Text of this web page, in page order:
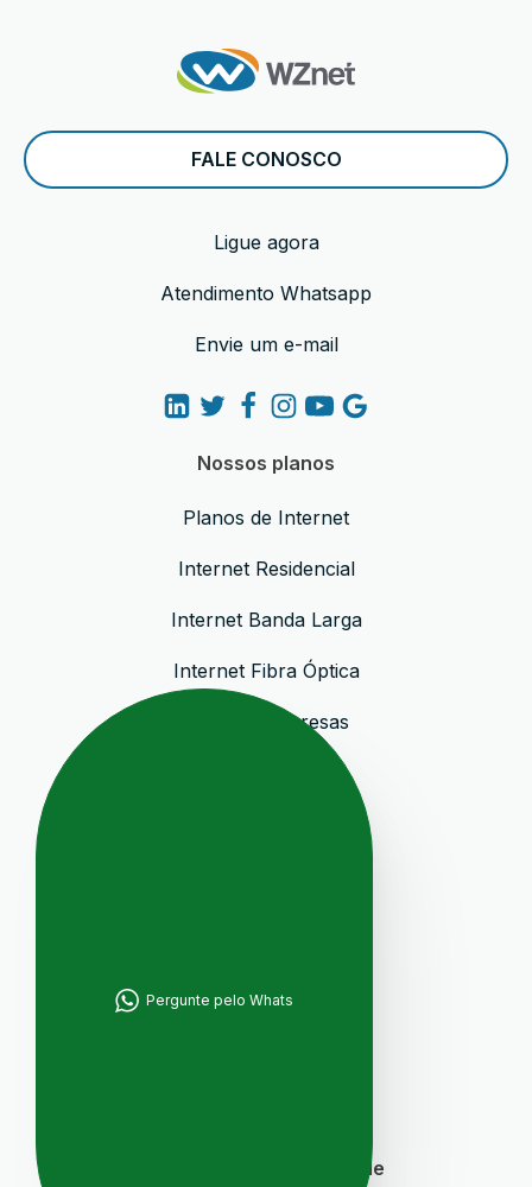
Pergunte pelo Whats
FALE CONOSCO
Ligue agora
Atendimento Whatsapp
Envie um e-mail
Nossos planos
Planos de Internet
Internet Residencial
Internet Banda Larga
Internet Fibra Óptica
Internet Empresas
Avaliações Google
Segurança e Privacidade